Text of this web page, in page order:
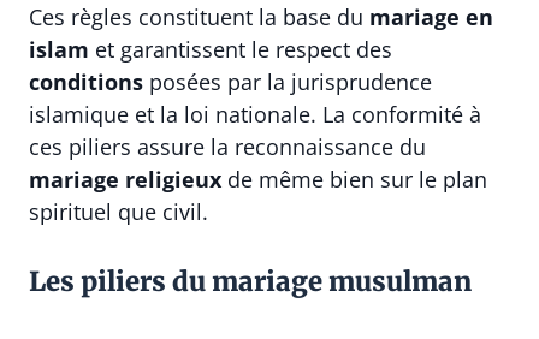
Ces règles constituent la base du mariage en
islam et garantissent le respect des
conditions posées par la jurisprudence
islamique et la loi nationale. La conformité à
ces piliers assure la reconnaissance du
mariage religieux de même bien sur le plan
spirituel que civil.
Les piliers du mariage musulman